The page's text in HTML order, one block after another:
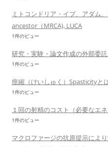
ミトコンドリア・イブ、アダム
ancestor（MRCA), LUCA
1件のビュー
研究・実験・論文作成の外部委
1件のビュー
痙縮（けいしゅく）Spasticityと
1件のビュー
１回の射精のコスト（必要なエネ
1件のビュー
マクロファージの抗原提示によ